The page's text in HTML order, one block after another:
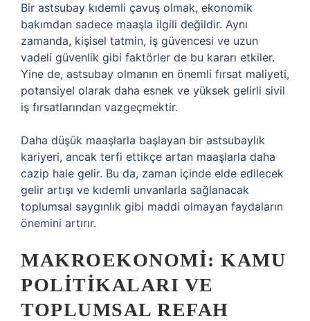
Bir astsubay kıdemli çavuş olmak, ekonomik
bakımdan sadece maaşla ilgili değildir. Aynı
zamanda, kişisel tatmin, iş güvencesi ve uzun
vadeli güvenlik gibi faktörler de bu kararı etkiler.
Yine de, astsubay olmanın en önemli fırsat maliyeti,
potansiyel olarak daha esnek ve yüksek gelirli sivil
iş fırsatlarından vazgeçmektir.
Daha düşük maaşlarla başlayan bir astsubaylık
kariyeri, ancak terfi ettikçe artan maaşlarla daha
cazip hale gelir. Bu da, zaman içinde elde edilecek
gelir artışı ve kıdemli unvanlarla sağlanacak
toplumsal saygınlık gibi maddi olmayan faydaların
önemini artırır.
MAKROEKONOMI: KAMU
POLITIKALARI VE
TOPLUMSAL REFAH